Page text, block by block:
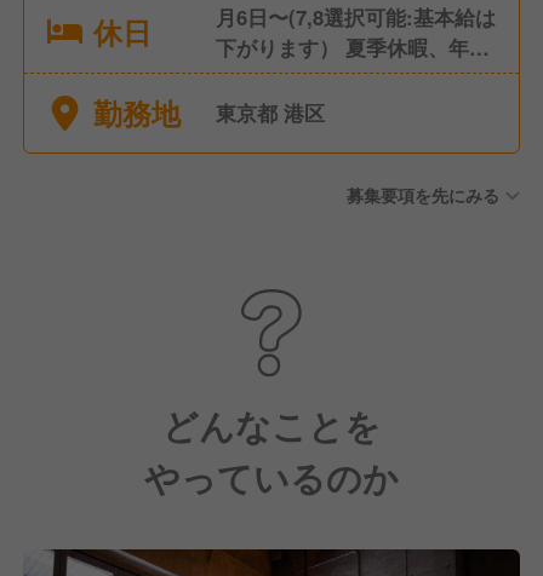
休日
月6日〜(7,8選択可能:基本給は
下がります） 夏季休暇、年末
年始休暇（実績10連休など)
その他、研修旅行休暇
勤務地 東京都 港区
募集要項を先にみる
どんなことを
やっているのか